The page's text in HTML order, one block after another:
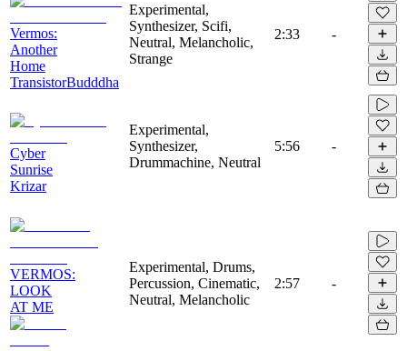
Vermos:
Another
Home
TransistorBudddha
Experimental,
Synthesizer, Scifi,
Neutral, Melancholic,
Strange
2:33 -
Cyber
Sunrise
Krizar
Experimental,
Synthesizer,
Drummachine, Neutral
5:56 -
VERMOS:
LOOK
AT ME
Experimental, Drums,
Percussion, Cinematic,
Neutral, Melancholic
2:57 -